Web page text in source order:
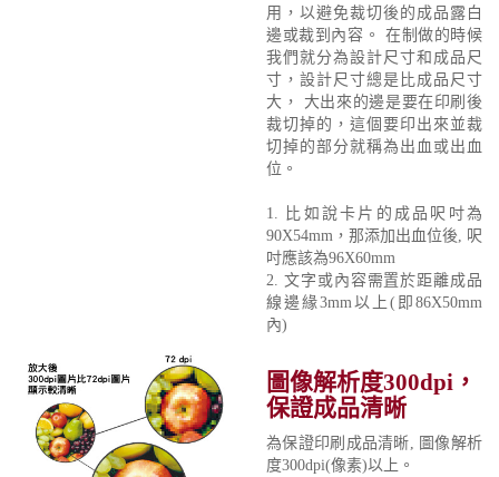
用，以避免裁切後的成品露白
邊或裁到內容。 在制做的時候
我們就分為設計尺寸和成品尺
寸，設計尺寸總是比成品尺寸
大， 大出來的邊是要在印刷後
裁切掉的，這個要印出來並裁
切掉的部分就稱為出血或出血
位。
1. 比如說卡片的成品呎吋為
90X54mm，那添加出血位後, 呎
吋應該為96X60mm
2. 文字或內容需置於距離成品
線邊緣3mm以上(即86X50mm
內)
圖像解析度300dpi，
保證成品清晰
為保證印刷成品清晰, 圖像解析
度300dpi(像素)以上。